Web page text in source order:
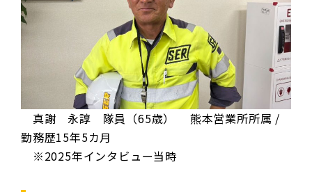
真謝 永諄 隊員（65歳） 熊本営業所所属 /
勤務歴15年5カ月
※2025年インタビュー当時